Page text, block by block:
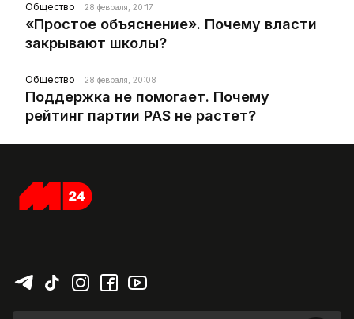
Общество 28 февраля, 20:17
«Простое объяснение». Почему власти
закрывают школы?
Общество 28 февраля, 20:08
Поддержка не помогает. Почему
рейтинг партии PAS не растет?